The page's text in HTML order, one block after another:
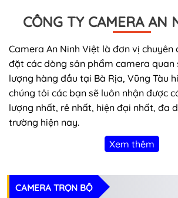
CÔNG TY CAMERA AN
Camera An Ninh Việt là đơn vị chuyên
đặt các dòng sản phẩm camera
lượng hàng đầu tại Bà Rịa, Vũng Tàu
chúng tôi các bạn sẽ luôn nhận được
lượng nhất, rẻ nhất, hiện đại nhất, đa
trường hiện nay.
Xem thêm
CAMERA TRỌN BỘ